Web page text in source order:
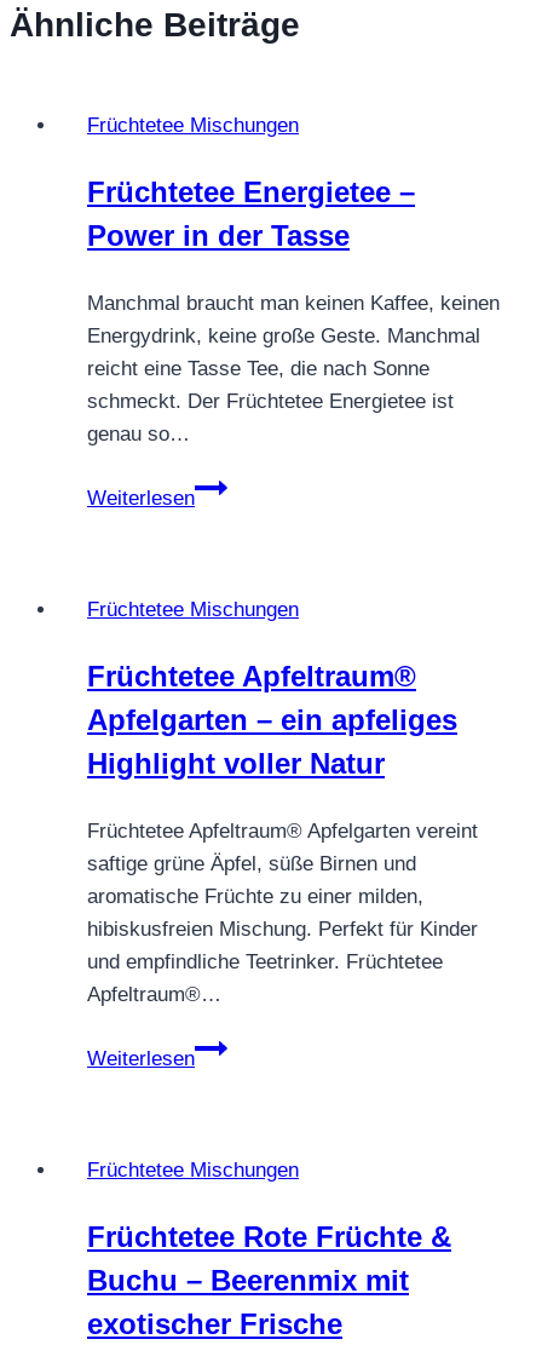
Ähnliche Beiträge
Früchtetee Mischungen
Früchtetee Energietee –
Power in der Tasse
Manchmal braucht man keinen Kaffee, keinen
Energydrink, keine große Geste. Manchmal
reicht eine Tasse Tee, die nach Sonne
schmeckt. Der Früchtetee Energietee ist
genau so…
Weiterlesen
Früchtetee
in
Tasse
Früchtetee Mischungen
Früchtetee Apfeltraum®
Apfelgarten – ein apfeliges
Highlight voller Natur
Früchtetee Apfeltraum® Apfelgarten vereint
saftige grüne Äpfel, süße Birnen und
aromatische Früchte zu einer milden,
hibiskusfreien Mischung. Perfekt für Kinder
und empfindliche Teetrinker. Früchtetee
Apfeltraum®…
Weiterlesen
Früchtetee
ein
Highlight
voller
Früchtetee Mischungen
Früchtetee Rote Früchte &
Buchu – Beerenmix mit
exotischer Frische